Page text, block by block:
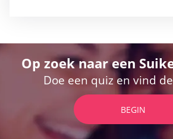
Op zoek naar een
Doe een quiz en vind
BEGIN